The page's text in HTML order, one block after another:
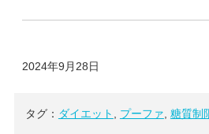
2024年9月28日
タグ： ダイエット プーファ 糖質制